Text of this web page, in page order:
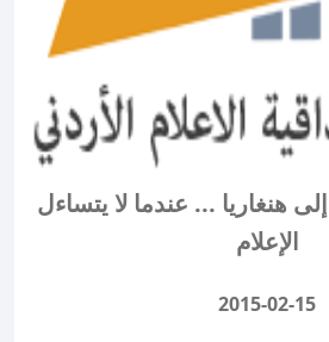
هنغاريا ... عندما لا يتساءل
الإعلام
2015-02-15